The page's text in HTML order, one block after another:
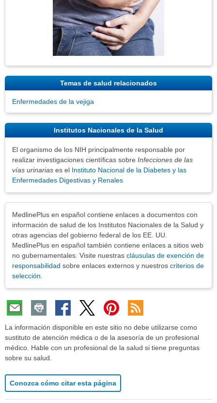
Temas de salud relacionados
Enfermedades de la vejiga
Institutos Nacionales de la Salud
El organismo de los NIH principalmente responsable por
realizar investigaciones científicas sobre Infecciones de las
vías urinarias es el Instituto Nacional de la Diabetes y las
Enfermedades Digestivas y Renales
MedlinePlus en español contiene enlaces a documentos con
información de salud de los Institutos Nacionales de la Salud y
otras agencias del gobierno federal de los EE. UU.
MedlinePlus en español también contiene enlaces a sitios web
no gubernamentales. Visite nuestras cláusulas de exención de
responsabilidad sobre enlaces externos y nuestros criterios de
selección
La información disponible en este sitio no debe utilizarse como
sustituto de atención médica o de la asesoría de un profesional
médico. Hable con un profesional de la salud si tiene preguntas
sobre su salud.
Conozca cómo citar esta página